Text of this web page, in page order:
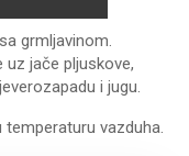
grmljavinom.
jače pljuskove,
i jugu.
vazduha.